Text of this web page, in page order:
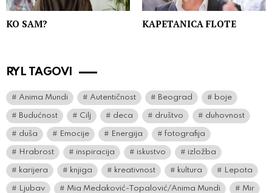
KO SAM? KAPETANICA FLOTE
RYL TAGOVI
Anima Mundi Autentičnost Beograd boje
Budućnost Cilj deca društvo duhovnost
duša Emocije Energija fotografija
Hrabrost inspiracija iskustvo izložba
karijera knjiga kreativnost kultura Lepota
Ljubav Mia Medaković-Topalović/Anima Mundi Mir